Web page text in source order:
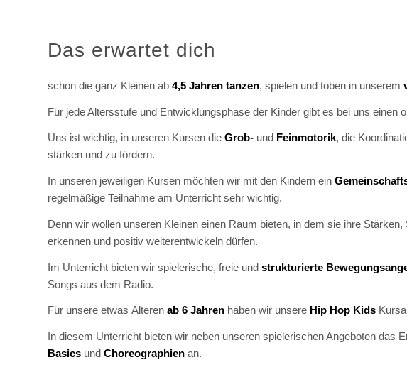
Das erwartet dich
schon die ganz Kleinen ab 4,5 Jahren tanzen, spielen und toben in unserem
Für jede Altersstufe und Entwicklungsphase der Kinder gibt es bei uns einen
Uns ist wichtig, in unseren Kursen die Grob- und Feinmotorik, die
stärken und zu fördern.
In unseren jeweiligen Kursen möchten wir mit den Kindern ein
regelmäßige Teilnahme am Unterricht sehr wichtig.
Denn wir wollen unseren Kleinen einen Raum bieten, in dem sie ihre
erkennen und positiv weiterentwickeln dürfen.
Im Unterricht bieten wir spielerische, freie und strukturierte
Songs aus dem Radio.
Für unsere etwas Älteren ab 6 Jahren haben wir unsere Hip Hop Kids
In diesem Unterricht bieten wir neben unseren spielerischen Angeboten das
Basics und Choreographien an.